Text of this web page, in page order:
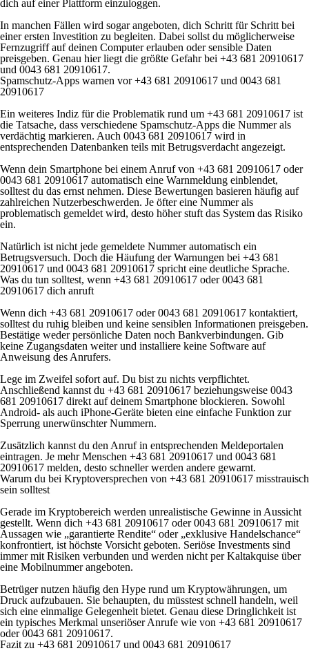
dich auf einer Plattform einzuloggen.
In manchen Fällen wird sogar angeboten, dich Schritt für Schritt bei
einer ersten Investition zu begleiten. Dabei sollst du möglicherweise
Fernzugriff auf deinen Computer erlauben oder sensible Daten
preisgeben. Genau hier liegt die größte Gefahr bei +43 681 20910617
und 0043 681 20910617.
Spamschutz-Apps warnen vor +43 681 20910617 und 0043 681
20910617
Ein weiteres Indiz für die Problematik rund um +43 681 20910617 ist
die Tatsache, dass verschiedene Spamschutz-Apps die Nummer als
verdächtig markieren. Auch 0043 681 20910617 wird in
entsprechenden Datenbanken teils mit Betrugsverdacht angezeigt.
Wenn dein Smartphone bei einem Anruf von +43 681 20910617 oder
0043 681 20910617 automatisch eine Warnmeldung einblendet,
solltest du das ernst nehmen. Diese Bewertungen basieren häufig auf
zahlreichen Nutzerbeschwerden. Je öfter eine Nummer als
problematisch gemeldet wird, desto höher stuft das System das Risiko
ein.
Natürlich ist nicht jede gemeldete Nummer automatisch ein
Betrugsversuch. Doch die Häufung der Warnungen bei +43 681
20910617 und 0043 681 20910617 spricht eine deutliche Sprache.
Was du tun solltest, wenn +43 681 20910617 oder 0043 681
20910617 dich anruft
Wenn dich +43 681 20910617 oder 0043 681 20910617 kontaktiert,
solltest du ruhig bleiben und keine sensiblen Informationen preisgeben.
Bestätige weder persönliche Daten noch Bankverbindungen. Gib
keine Zugangsdaten weiter und installiere keine Software auf
Anweisung des Anrufers.
Lege im Zweifel sofort auf. Du bist zu nichts verpflichtet.
Anschließend kannst du +43 681 20910617 beziehungsweise 0043
681 20910617 direkt auf deinem Smartphone blockieren. Sowohl
Android- als auch iPhone-Geräte bieten eine einfache Funktion zur
Sperrung unerwünschter Nummern.
Zusätzlich kannst du den Anruf in entsprechenden Meldeportalen
eintragen. Je mehr Menschen +43 681 20910617 und 0043 681
20910617 melden, desto schneller werden andere gewarnt.
Warum du bei Kryptoversprechen von +43 681 20910617 misstrauisch
sein solltest
Gerade im Kryptobereich werden unrealistische Gewinne in Aussicht
gestellt. Wenn dich +43 681 20910617 oder 0043 681 20910617 mit
Aussagen wie „garantierte Rendite“ oder „exklusive Handelschance“
konfrontiert, ist höchste Vorsicht geboten. Seriöse Investments sind
immer mit Risiken verbunden und werden nicht per Kaltakquise über
eine Mobilnummer angeboten.
Betrüger nutzen häufig den Hype rund um Kryptowährungen, um
Druck aufzubauen. Sie behaupten, du müsstest schnell handeln, weil
sich eine einmalige Gelegenheit bietet. Genau diese Dringlichkeit ist
ein typisches Merkmal unseriöser Anrufe wie von +43 681 20910617
oder 0043 681 20910617.
Fazit zu +43 681 20910617 und 0043 681 20910617